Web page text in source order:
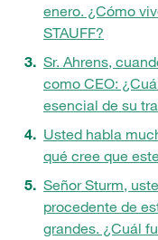
enero. ¿Cómo
STAUFF?
Sr. Ahrens,
como CEO:
esencial de su
Usted habla
qué cree que
Señor Sturm,
procedente de
grandes. ¿Cuál